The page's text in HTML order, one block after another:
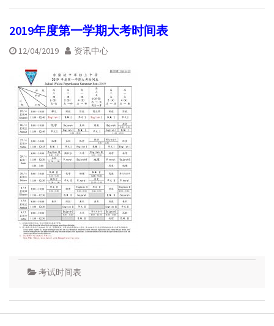
2019年度第一学期大考时间表
12/04/2019 资讯中心
考试时间表